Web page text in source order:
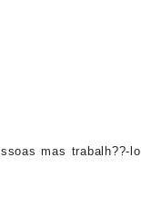
mas trabalh??-lo